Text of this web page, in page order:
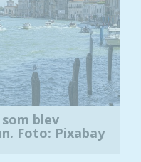
blev
Foto: Pixabay